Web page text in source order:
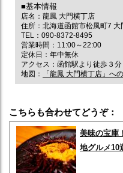
■基本情報
店名：龍鳳 大門横丁店
住所：北海道函館市松風町7
TEL：090-8372-8495
営業時間：11:00～22:00
定休日：年中無休
アクセス：函館駅より徒歩３分
地図：
「龍鳳 大門横丁店」へ
こちらも合わせてどうぞ：
美味の宝庫
地グルメ10